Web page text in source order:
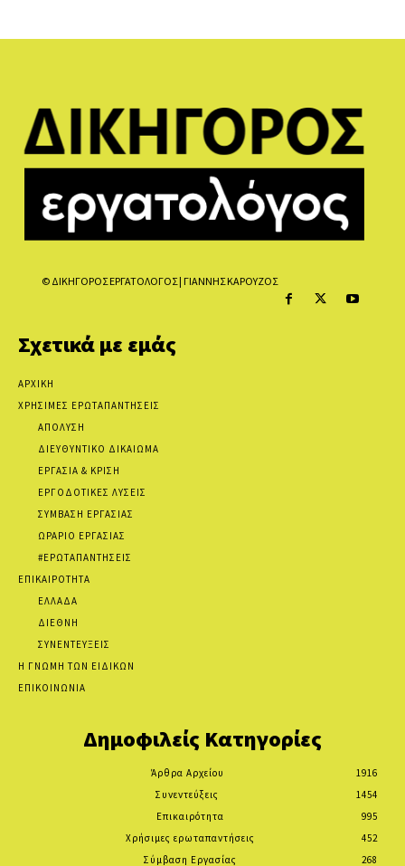
© ΔΙΚΗΓΟΡΟΣ ΕΡΓΑΤΟΛΟΓΟΣ | ΓΙΑΝΝΗΣ ΚΑΡΟΥΖΟΣ
Σχετικά με εμάς
ΑΡΧΙΚΗ
ΧΡΗΣΙΜΕΣ ΕΡΩΤΑΠΑΝΤΗΣΕΙΣ
ΑΠΟΛΥΣΗ
ΔΙΕΥΘΥΝΤΙΚΟ ΔΙΚΑΙΩΜΑ
ΕΡΓΑΣΙΑ & ΚΡΙΣΗ
ΕΡΓΟΔΟΤΙΚΕΣ ΛΥΣΕΙΣ
ΣΥΜΒΑΣΗ ΕΡΓΑΣΙΑΣ
ΩΡΑΡΙΟ ΕΡΓΑΣΙΑΣ
#ΕΡΩΤΑΠΑΝΤΗΣΕΙΣ
ΕΠΙΚΑΙΡΟΤΗΤΑ
ΕΛΛΑΔΑ
ΔΙΕΘΝΗ
ΣΥΝΕΝΤΕΥΞΕΙΣ
Η ΓΝΩΜΗ ΤΩΝ ΕΙΔΙΚΩΝ
ΕΠΙΚΟΙΝΩΝΙΑ
Δημοφιλείς Κατηγορίες
Άρθρα Αρχείου
1916
Συνεντεύξεις
1454
Επικαιρότητα
995
Χρήσιμες ερωταπαντήσεις
452
Σύμβαση Εργασίας
268